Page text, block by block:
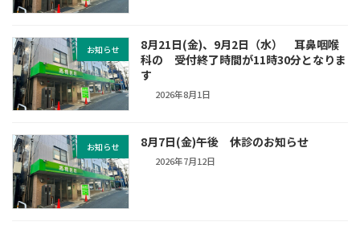
お知らせ
8月21日(金)、9月2日（水） 耳鼻咽喉
科の 受付終了時間が11時30分となりま
す
2026年8月1日
お知らせ 8月7日(金)午後 休診のお知らせ
2026年7月12日